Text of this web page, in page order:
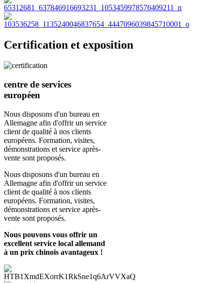
Certification et exposition
centre de services
européen
Nous disposons d'un bureau en
Allemagne afin d'offrir un service
client de qualité à nos clients
européens. Formation, visites,
démonstrations et service après-
vente sont proposés.
Nous disposons d'un bureau en
Allemagne afin d'offrir un service
client de qualité à nos clients
européens. Formation, visites,
démonstrations et service après-
vente sont proposés.
Nous pouvons vous offrir un
excellent service local allemand
à un prix chinois avantageux !